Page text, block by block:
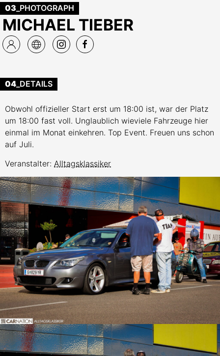
03 _PHOTOGRAPH
MICHAEL TIEBER
04 _DETAILS
Obwohl offizieller Start erst um 18:00 ist, war der Platz
um 18:00 fast voll. Unglaublich wieviele Fahrzeuge hier
einmal im Monat einkehren. Top Event. Freuen uns schon
auf Juli.
Veranstalter: Alltagsklassiker